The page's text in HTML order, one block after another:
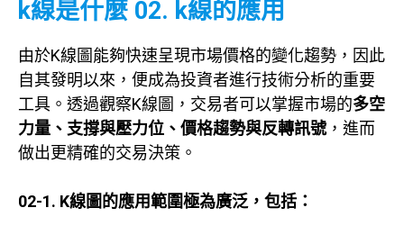
k線是什麼 02. k線的應用
由於K線圖能夠快速呈現市場價格的變化趨勢，因此
自其發明以來，便成為投資者進行技術分析的重要
工具。透過觀察K線圖，交易者可以掌握市場的多空
力量、支撐與壓力位、價格趨勢與反轉訊號，進而
做出更精確的交易決策。
02-1. K線圖的應用範圍極為廣泛，包括：